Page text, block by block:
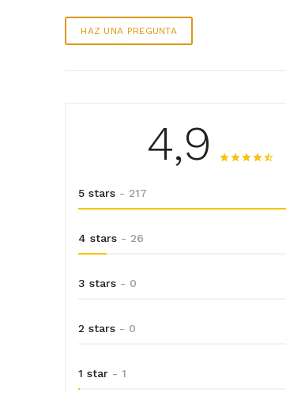
HAZ UNA PREGUNTA
4,9
5 stars - 217
4 stars - 26
3 stars - 0
2 stars - 0
1 star - 1